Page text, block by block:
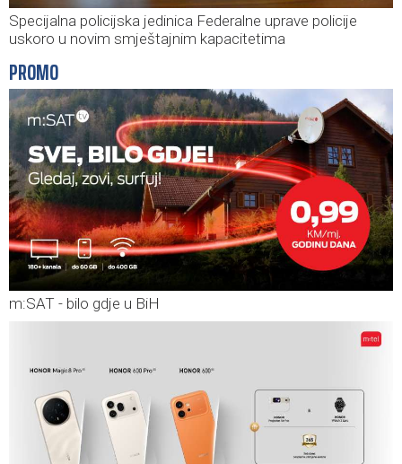
Specijalna policijska jedinica Federalne uprave policije
uskoro u novim smještajnim kapacitetima
PROMO
m:SAT - bilo gdje u BiH